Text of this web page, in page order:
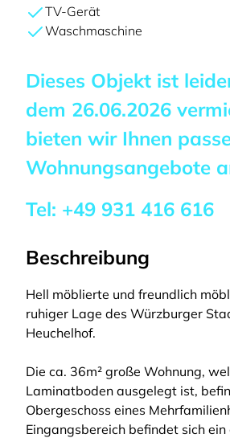
TV-Gerät
Waschmaschine
Dieses Objekt ist
dem 26.06.2026
bieten wir Ihnen
Wohnungsangebote
Tel: +49 931 416 616
Beschreibung
Hell möblierte und freundlich
ruhiger Lage des Würzburger
Heuchelhof.
Die ca. 36m² große Wohnung,
Laminatboden ausgelegt ist,
Obergeschoss eines
Eingangsbereich befindet sich